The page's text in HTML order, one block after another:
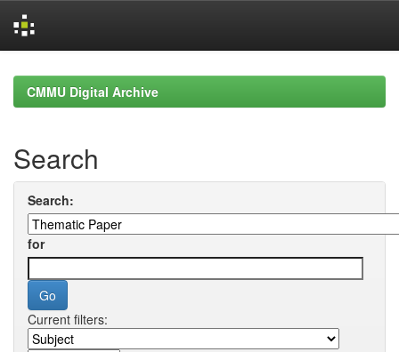
navigationCMMU Digital Archive
Search
Search:
for
Current filters: